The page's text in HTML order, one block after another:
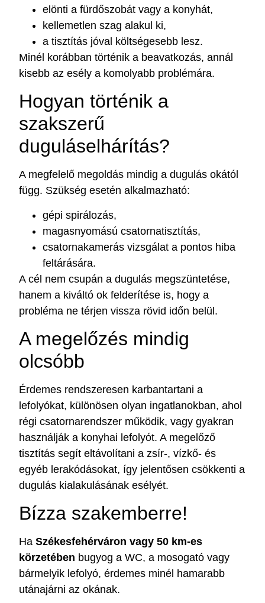
elönti a fürdőszobát vagy a konyhát,
kellemetlen szag alakul ki,
a tisztítás jóval költségesebb lesz.
Minél korábban történik a beavatkozás, annál
kisebb az esély a komolyabb problémára.
Hogyan történik a
szakszerű
duguláselhárítás?
A megfelelő megoldás mindig a dugulás okától
függ. Szükség esetén alkalmazható:
gépi spirálozás,
magasnyomású csatornatisztítás,
csatornakamerás vizsgálat a pontos hiba
feltárására.
A cél nem csupán a dugulás megszüntetése,
hanem a kiváltó ok felderítése is, hogy a
probléma ne térjen vissza rövid időn belül.
A megelőzés mindig
olcsóbb
Érdemes rendszeresen karbantartani a
lefolyókat, különösen olyan ingatlanokban, ahol
régi csatornarendszer működik, vagy gyakran
használják a konyhai lefolyót. A megelőző
tisztítás segít eltávolítani a zsír-, vízkő- és
egyéb lerakódásokat, így jelentősen csökkenti a
dugulás kialakulásának esélyét.
Bízza szakemberre!
HaSzékesfehérváron vagy 50 km-es
körzetében bugyog a WC, a mosogató vagy
bármelyik lefolyó, érdemes minél hamarabb
utánajárni az okának.